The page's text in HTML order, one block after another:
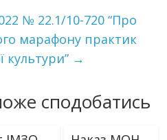
№ 22.1/10-720 “Про
марафону практик
культури” →
сподобатись